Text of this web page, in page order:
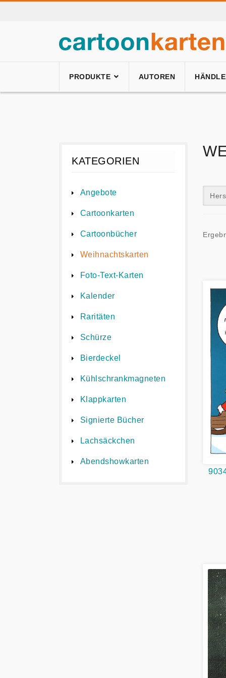
PRODUKTE AUTOREN
KATEGORIEN
Angebote
Cartoonkarten
Cartoonbücher
Weihnachtskarten
Foto-Text-Karten
Kalender
Raritäten
Schürze
Bierdeckel
Kühlschrankmagneten
Klappkarten
Signierte Bücher
Lachsäckchen
Abendshowkarten